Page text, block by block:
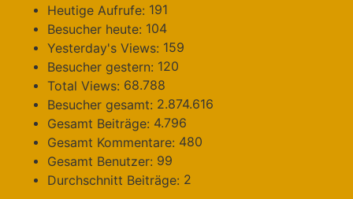
Heutige Aufrufe: 191
Besucher heute: 104
Yesterday's Views: 159
Besucher gestern: 120
Total Views: 68.788
Besucher gesamt: 2.874.616
Gesamt Beiträge: 4.796
Gesamt Kommentare: 480
Gesamt Benutzer: 99
Durchschnitt Beiträge: 2